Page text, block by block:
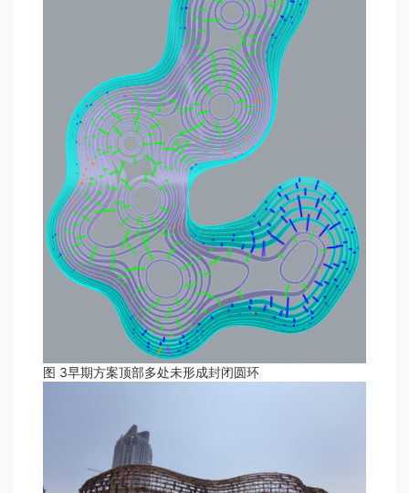
图 3早期方案顶部多处未形成封闭圆环